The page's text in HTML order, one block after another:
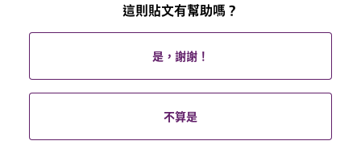
這則貼文有幫助嗎？
是，謝謝！
不算是